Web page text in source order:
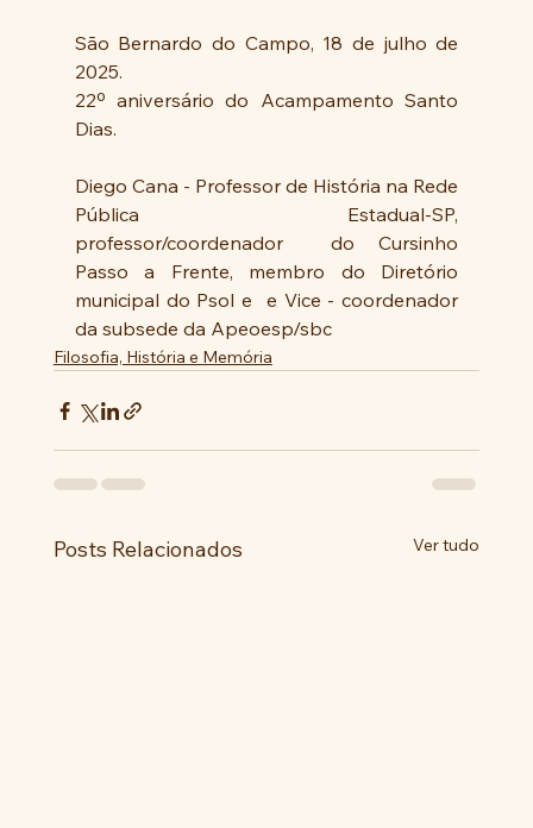
São Bernardo do Campo, 18 de julho de
2025.
22º aniversário do Acampamento Santo
Dias.
Diego Cana - Professor de História na Rede
Pública Estadual-SP,
professor/coordenador  do Cursinho
Passo a Frente, membro do Diretório
municipal do Psol e  e Vice - coordenador
da subsede da Apeoesp/sbc
Filosofia, História e Memória
Posts Relacionados Ver tudo